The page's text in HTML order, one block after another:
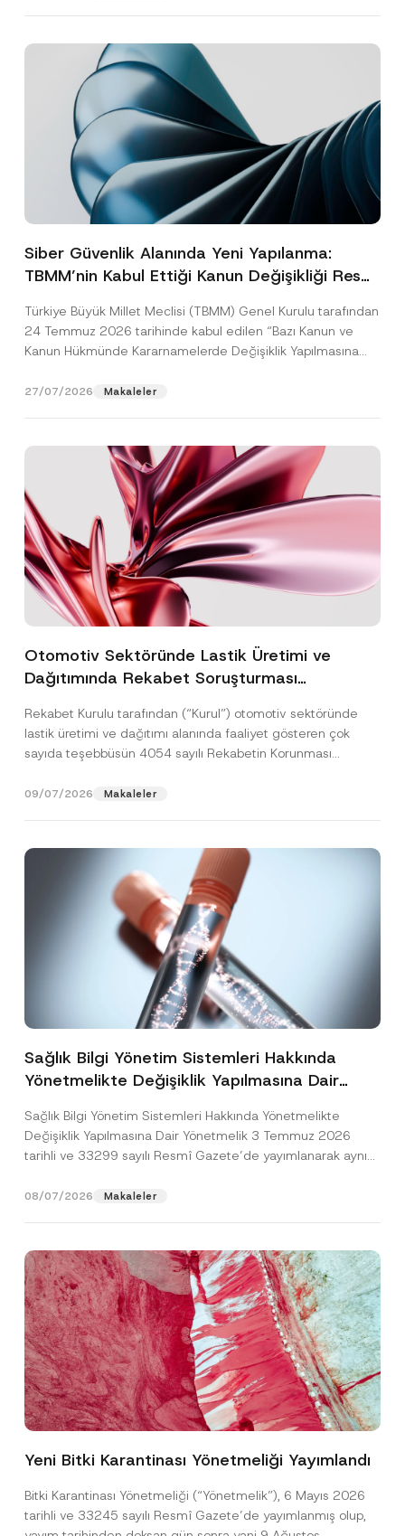
Siber Güvenlik Alanında Yeni Yapılanma:
TBMM’nin Kabul Ettiği Kanun Değişikliği Resmî
Türkiye Büyük Millet Meclisi (TBMM) Genel Kurulu tarafından
24 Temmuz 2026 tarihinde kabul edilen “Bazı Kanun ve
Kanun Hükmünde Kararnamelerde Değişiklik Yapılmasına
27/07/2026 Makaleler
Otomotiv Sektöründe Lastik Üretimi ve
Dağıtımında Rekabet Soruşturması
Cezasına Hükmedilmiştir
Rekabet Kurulu tarafından (“Kurul”) otomotiv sektöründe
lastik üretimi ve dağıtımı alanında faaliyet gösteren çok
sayıda teşebbüsün 4054 sayılı Rekabetin Korunması
09/07/2026 Makaleler
Sağlık Bilgi Yönetim Sistemleri Hakkında
Yönetmelikte Değişiklik Yapılmasına Dair
Sağlık Bilgi Yönetim Sistemleri Hakkında Yönetmelikte
Değişiklik Yapılmasına Dair Yönetmelik 3 Temmuz 2026
tarihli ve 33299 sayılı Resmî Gazete’de yayımlanarak aynı
08/07/2026 Makaleler
Yeni Bitki Karantinası Yönetmeliği Yayımlandı
Bitki Karantinası Yönetmeliği (“Yönetmelik”), 6 Mayıs 2026
tarihli ve 33245 sayılı Resmî Gazete’de yayımlanmış olup,
Ad*
A
d
r
s
A
d
r